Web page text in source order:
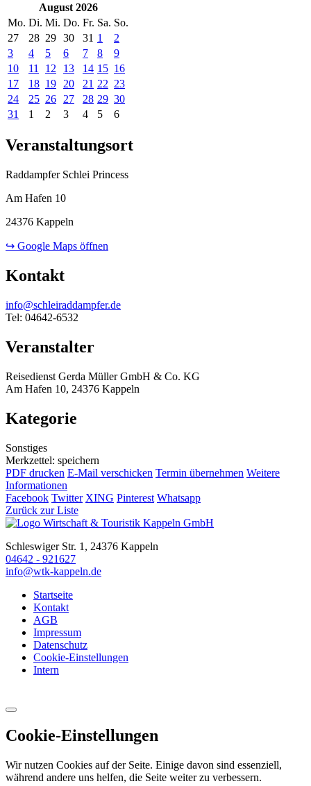
August 2026
Mo. Di. Mi. Do. Fr. Sa. So.
27
28 29 30 31 1
2
3
4 5 6 7 8
9
10
11 12 13 14 15 16
17
18 19 20 21 22 23
24
25 26 27 28 29 30
31
1 2 3 4 5 6
Veranstaltungsort
Raddampfer Schlei Princess
Am Hafen 10
24376 Kappeln
↪ Google Maps öffnen
Kontakt
info@schleiraddampfer.de
Tel: 04642-6532
Veranstalter
Reisedienst Gerda Müller GmbH & Co. KG
Am Hafen 10, 24376 Kappeln
Kategorie
Sonstiges
Merkzettel: speichern
PDF drucken E-Mail verschicken Termin übernehmen Weitere
Informationen
Facebook Twitter XING Pinterest Whatsapp
Zurück zur Liste
Schleswiger Str. 1, 24376 Kappeln
04642 - 921627
info@wtk-kappeln.de
Startseite
Kontakt
AGB
Impressum
Datenschutz
Cookie-Einstellungen
Intern
Cookie-Einstellungen
Wir nutzen Cookies auf der Seite. Einige davon sind essenziell,
während andere uns helfen, die Seite weiter zu verbessern.